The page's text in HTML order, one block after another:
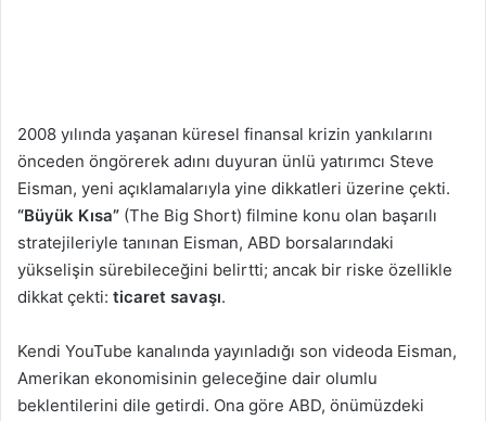
2008 yılında yaşanan küresel finansal krizin yankılarını
önceden öngörerek adını duyuran ünlü yatırımcı Steve
Eisman, yeni açıklamalarıyla yine dikkatleri üzerine çekti.
“Büyük Kısa” (The Big Short) filmine konu olan başarılı
stratejileriyle tanınan Eisman, ABD borsalarındaki
yükselişin sürebileceğini belirtti; ancak bir riske özellikle
dikkat çekti: ticaret savaşı.
Kendi YouTube kanalında yayınladığı son videoda Eisman,
Amerikan ekonomisinin geleceğine dair olumlu
beklentilerini dile getirdi. Ona göre ABD, önümüzdeki